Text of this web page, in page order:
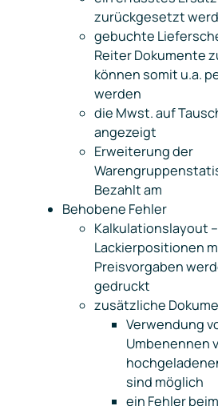
zurückgesetzt
gebuchte
Reiter Dokumente
können somit u.a.
werden
die Mwst. auf
angezeigt
Erweiterung der
Bezahlt am
Behobene Fehler
Kalkulationslayout –
Lackierpositionen
Preisvorgaben
gedruckt
zusätzliche
Verwendung
Umbenennen
sind möglich
ein Fehler